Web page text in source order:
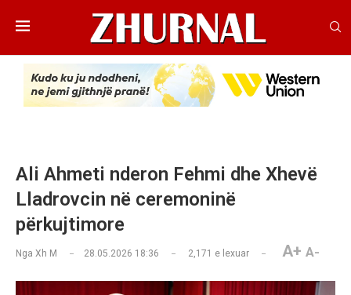
Ali Ahmeti nderon Fehmi dhe Xhevë
Lladrovcin në ceremoninë
përkujtimore
Nga Xh M 28.05.2026 18:36 2,171 e lexuar A+ A-